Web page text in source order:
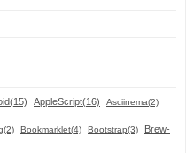
AppleScript(16) Asciinema(2)
Bookmarklet(4) Bootstrap(3) Brew-